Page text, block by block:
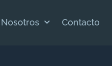
Nosotros Contacto